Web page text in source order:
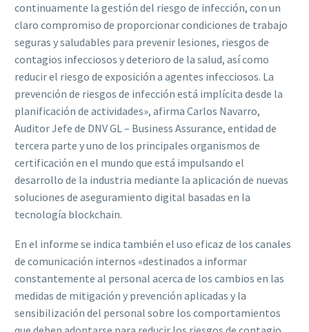
continuamente la gestión del riesgo de infección, con un
claro compromiso de proporcionar condiciones de trabajo
seguras y saludables para prevenir lesiones, riesgos de
contagios infecciosos y deterioro de la salud, así como
reducir el riesgo de exposición a agentes infecciosos. La
prevención de riesgos de infección está implícita desde la
planificación de actividades», afirma Carlos Navarro,
Auditor Jefe de DNV GL – Business Assurance, entidad de
tercera parte y uno de los principales organismos de
certificación en el mundo que está impulsando el
desarrollo de la industria mediante la aplicación de nuevas
soluciones de aseguramiento digital basadas en la
tecnología blockchain.
En el informe se indica también el uso eficaz de los canales
de comunicación internos «destinados a informar
constantemente al personal acerca de los cambios en las
medidas de mitigación y prevención aplicadas y la
sensibilización del personal sobre los comportamientos